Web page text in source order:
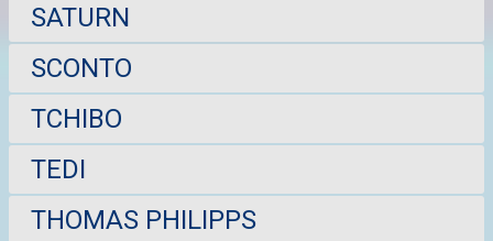
SATURN
SCONTO
TCHIBO
TEDI
THOMAS PHILIPPS